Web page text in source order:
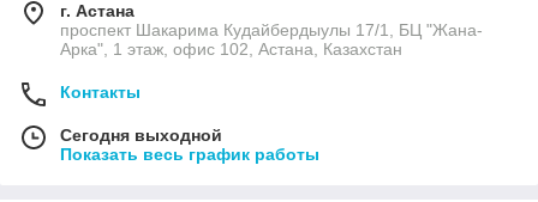
г. Астана
проспект Шакарима Кудайбердыулы 17/1, БЦ "Жана-
Арка", 1 этаж, офис 102, Астана, Казахстан
Контакты
Сегодня выходной
Показать весь график работы